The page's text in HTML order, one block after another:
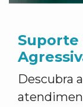
Suporte
Descubra